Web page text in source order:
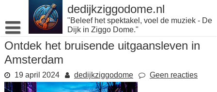
inhoud
gaan
dedijkziggodome.nl
"Beleef het spektakel, voel de muziek - De
Dijk in Ziggo Dome."
Ontdek het bruisende uitgaansleven in
Amsterdam
19 april 2024 dedijkziggodome Geen reacties